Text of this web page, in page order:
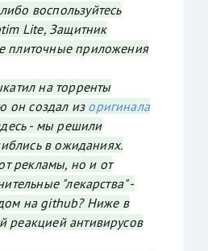
воспользуйтесь
Lite, Защитник
плиточные приложения
на торренты
он создал изоригинала
- мы решили
в ожиданиях.
рекламы, но и от
"лекарства" -
на github? Ниже в
реакцией антивирусов